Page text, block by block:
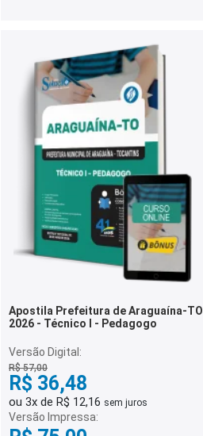
Apostila Prefeitura de Araguaína-TO
2026 - Técnico I - Pedagogo
Versão Digital:
R$ 57,00
R$ 36,48
ou 3x de R$ 12,16 sem juros
Versão Impressa: